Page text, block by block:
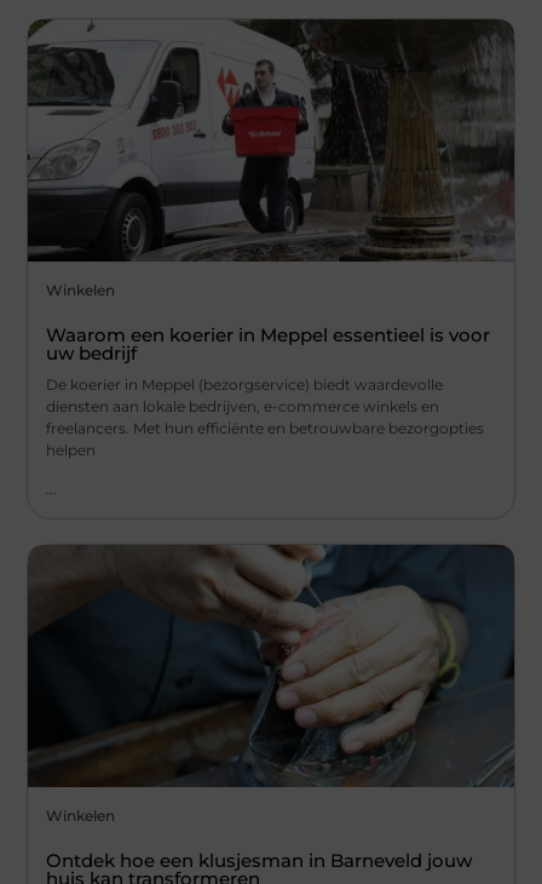
Winkelen
Waarom een koerier in Meppel essentieel is voor
uw bedrijf
De koerier in Meppel (bezorgservice) biedt waardevolle
diensten aan lokale bedrijven, e-commerce winkels en
freelancers. Met hun efficiënte en betrouwbare bezorgopties
helpen
...
Winkelen
Ontdek hoe een klusjesman in Barneveld jouw
huis kan transformeren